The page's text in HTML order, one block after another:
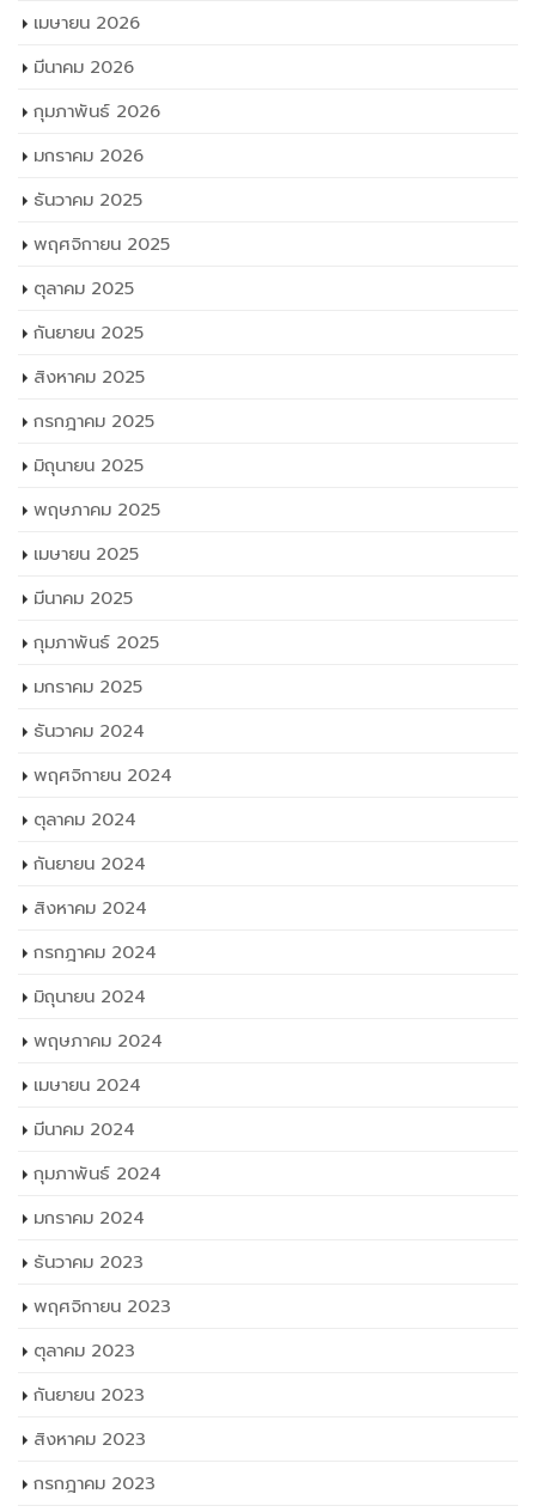
เมษายน 2026
มีนาคม 2026
กุมภาพันธ์ 2026
มกราคม 2026
ธันวาคม 2025
พฤศจิกายน 2025
ตุลาคม 2025
กันยายน 2025
สิงหาคม 2025
กรกฎาคม 2025
มิถุนายน 2025
พฤษภาคม 2025
เมษายน 2025
มีนาคม 2025
กุมภาพันธ์ 2025
มกราคม 2025
ธันวาคม 2024
พฤศจิกายน 2024
ตุลาคม 2024
กันยายน 2024
สิงหาคม 2024
กรกฎาคม 2024
มิถุนายน 2024
พฤษภาคม 2024
เมษายน 2024
มีนาคม 2024
กุมภาพันธ์ 2024
มกราคม 2024
ธันวาคม 2023
พฤศจิกายน 2023
ตุลาคม 2023
กันยายน 2023
สิงหาคม 2023
กรกฎาคม 2023